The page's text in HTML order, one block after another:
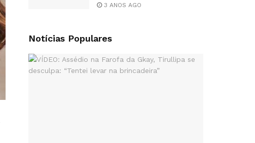
3 ANOS AGO
Notícias Populares